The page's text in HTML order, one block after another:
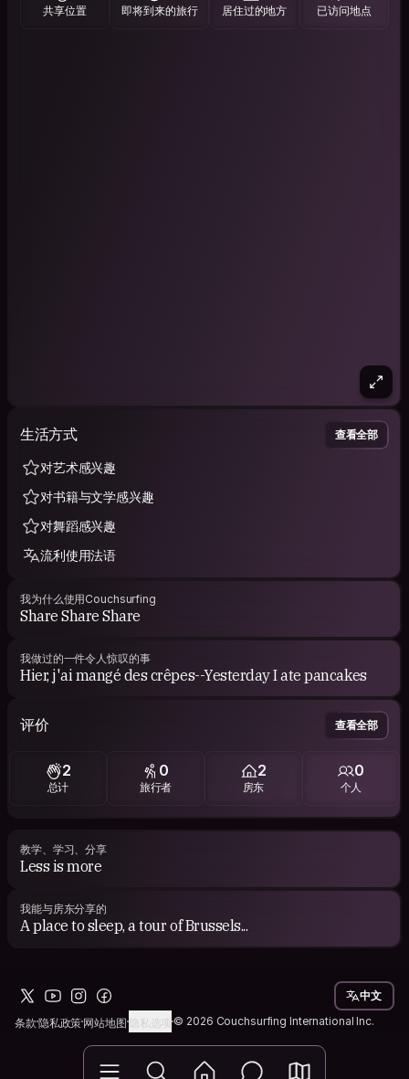
共享位置 即将到来的旅行 居住过的地方 已访问地点
生活方式 查看全部
对艺术感兴趣
对书籍与文学感兴趣
对舞蹈感兴趣
流利使用法语
我为什么使用Couchsurfing
Share Share Share
我做过的一件令人惊叹的事
Hier, j'ai mangé des crêpes--Yesterday I ate pancakes
评价 查看全部
2
总计
0
旅行者
2
房东
0
个人
教学、学习、分享
Less is more
我能与房东分享的
A place to sleep, a tour of Brussels...
条款隐私政策网站地图隐私选项© 2026 Couchsurfing International Inc.
中文